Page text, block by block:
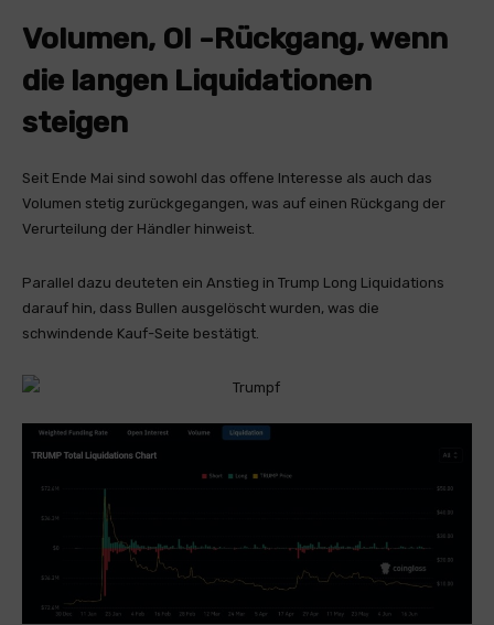
Volumen, OI -Rückgang, wenn
die langen Liquidationen
steigen
Seit Ende Mai sind sowohl das offene Interesse als auch das
Volumen stetig zurückgegangen, was auf einen Rückgang der
Verurteilung der Händler hinweist.
Parallel dazu deuteten ein Anstieg in Trump Long Liquidations
darauf hin, dass Bullen ausgelöscht wurden, was die
schwindende Kauf-Seite bestätigt.